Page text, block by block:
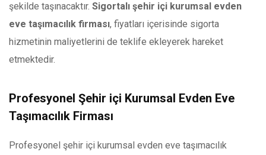
şekilde taşınacaktır. Sigortalı şehir içi kurumsal evden
eve taşımacılık firması, fiyatları içerisinde sigorta
hizmetinin maliyetlerini de teklife ekleyerek hareket
etmektedir.
Profesyonel Şehir içi Kurumsal Evden Eve
Taşımacılık Firması
Profesyonel şehir içi kurumsal evden eve taşımacılık